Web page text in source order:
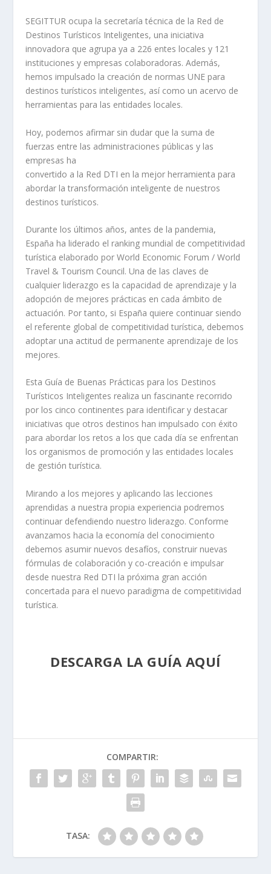
SEGITTUR ocupa la secretaría técnica de la Red de
Destinos Turísticos Inteligentes, una iniciativa
innovadora que agrupa ya a 226 entes locales y 121
instituciones y empresas colaboradoras. Además,
hemos impulsado la creación de normas UNE para
destinos turísticos inteligentes, así como un acervo de
herramientas para las entidades locales.
Hoy, podemos afirmar sin dudar que la suma de
fuerzas entre las administraciones públicas y las
empresas ha
convertido a la Red DTI en la mejor herramienta para
abordar la transformación inteligente de nuestros
destinos turísticos.
Durante los últimos años, antes de la pandemia,
España ha liderado el ranking mundial de competitividad
turística elaborado por World Economic Forum / World
Travel & Tourism Council. Una de las claves de
cualquier liderazgo es la capacidad de aprendizaje y la
adopción de mejores prácticas en cada ámbito de
actuación. Por tanto, si España quiere continuar siendo
el referente global de competitividad turística, debemos
adoptar una actitud de permanente aprendizaje de los
mejores.
Esta Guía de Buenas Prácticas para los Destinos
Turísticos Inteligentes realiza un fascinante recorrido
por los cinco continentes para identificar y destacar
iniciativas que otros destinos han impulsado con éxito
para abordar los retos a los que cada día se enfrentan
los organismos de promoción y las entidades locales
de gestión turística.
Mirando a los mejores y aplicando las lecciones
aprendidas a nuestra propia experiencia podremos
continuar defendiendo nuestro liderazgo. Conforme
avanzamos hacia la economía del conocimiento
debemos asumir nuevos desafíos, construir nuevas
fórmulas de colaboración y co-creación e impulsar
desde nuestra Red DTI la próxima gran acción
concertada para el nuevo paradigma de competitividad
turística.
DESCARGA LA GUÍA AQUÍ
COMPARTIR:
TASA: